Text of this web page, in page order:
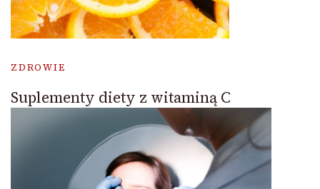
ZDROWIE
Suplementy diety z witaminą C